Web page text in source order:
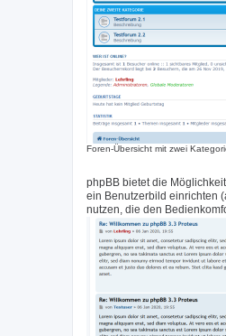
Foren-Übersicht mit zwei
phpBB bietet die
ein Benutzerbild einrichten
nutzen, die den